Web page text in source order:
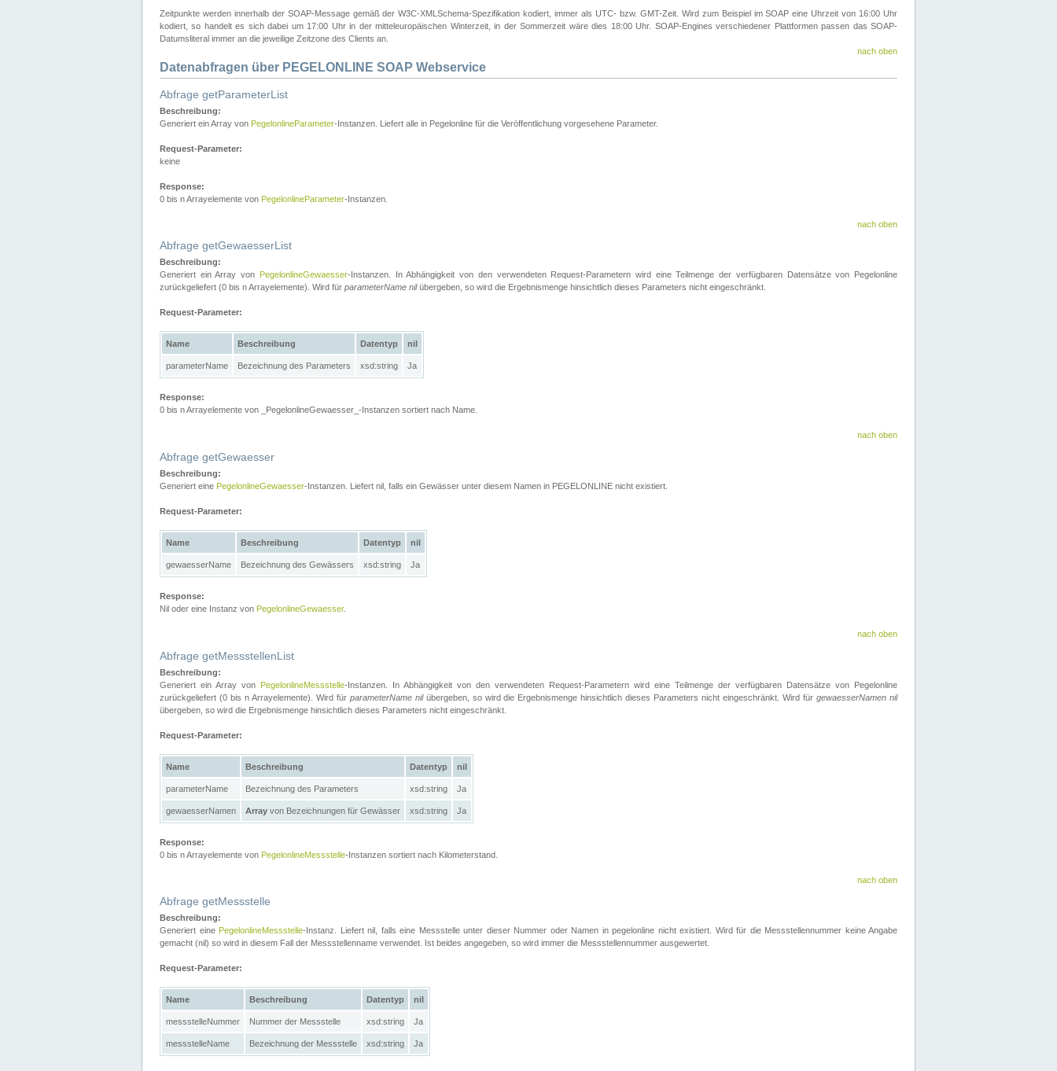
Zeitpunkte werden innerhalb der SOAP-Message gemäß der W3C-XMLSchema-Spezifikation kodiert, immer als UTC- bzw. GMT-Zeit. Wird zum Beispiel im SOAP eine Uhrzeit von 16:00 Uhr
kodiert, so handelt es sich dabei um 17:00 Uhr in der mitteleuropäischen Winterzeit, in der Sommerzeit wäre dies 18:00 Uhr. SOAP-Engines verschiedener Plattformen passen das SOAP-
Datumsliteral immer an die jeweilige Zeitzone des Clients an.
nach oben
Datenabfragen über PEGELONLINE SOAP Webservice
Abfrage getParameterList
Beschreibung:
Generiert ein Array von PegelonlineParameter-Instanzen. Liefert alle in Pegelonline für die Veröffentlichung vorgesehene Parameter.
Request-Parameter:
keine
Response:
0 bis n Arrayelemente von PegelonlineParameter-Instanzen.
nach oben
Abfrage getGewaesserList
Beschreibung:
Generiert ein Array von
PegelonlineGewaesser-Instanzen. In Abhängigkeit von den verwendeten Request-Parametern wird eine Teilmenge der verfügbaren Datensätze von Pegelonline
zurückgeliefert (0 bis n Arrayelemente). Wird für parameterName nilübergeben, so wird die Ergebnismenge hinsichtlich dieses Parameters nicht eingeschränkt.
Request-Parameter:
Name Beschreibung Datentyp nil
parameterName Bezeichnung des Parameters xsd:string Ja
Response:
0 bis n Arrayelemente von _PegelonlineGewaesser_-Instanzen sortiert nach Name.
nach oben
Abfrage getGewaesser
Beschreibung:
Generiert eine PegelonlineGewaesser-Instanzen. Liefert nil, falls ein Gewässer unter diesem Namen in PEGELONLINE nicht existiert.
Request-Parameter:
Name Beschreibung Datentyp nil
gewaesserName Bezeichnung des Gewässers xsd:string Ja
Response:
Nil oder eine Instanz von PegelonlineGewaesser.
nach oben
Abfrage getMessstellenList
Beschreibung:
Generiert ein Array von PegelonlineMessstelle-Instanzen. In Abhängigkeit von den verwendeten Request-Parametern wird eine Teilmenge der verfügbaren Datensätze von Pegelonline
zurückgeliefert (0 bis n Arrayelemente). Wird für parameterName nilübergeben, so wird die Ergebnismenge hinsichtlich dieses Parameters nicht eingeschränkt. Wird fürgewaesserNamen nil
übergeben, so wird die Ergebnismenge hinsichtlich dieses Parameters nicht eingeschränkt.
Request-Parameter:
Name Beschreibung Datentyp nil
parameterName Bezeichnung des Parameters xsd:string Ja
gewaesserNamen Array von Bezeichnungen für Gewässer xsd:string Ja
Response:
0 bis n Arrayelemente von PegelonlineMessstelle-Instanzen sortiert nach Kilometerstand.
nach oben
Abfrage getMessstelle
Beschreibung:
Generiert eine PegelonlineMessstelle-Instanz. Liefert nil, falls eine Messstelle unter dieser Nummer oder Namen in pegelonline nicht existiert. Wird für die Messstellennummer keine Angabe
gemacht (nil) so wird in diesem Fall der Messstellenname verwendet. Ist beides angegeben, so wird immer die Messstellennummer ausgewertet.
Request-Parameter:
Name Beschreibung Datentyp nil
messstelleNummer Nummer der Messstelle xsd:string Ja
messstelleName Bezeichnung der Messstelle xsd:string Ja